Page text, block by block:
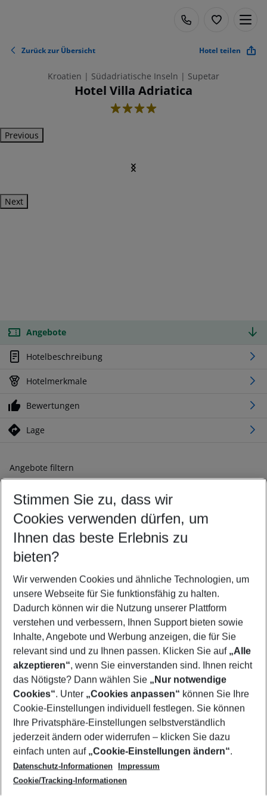
Zurück zur Übersicht Hotel teilen
Kroatien | Südadriatische Inseln | Supetar
Hotel Villa Adriatica
4
Previous
Next
Angebote
Hotelbeschreibung
Hotelmerkmale
Bewertungen
Lage
Angebote filtern
Ändern Sie Ihre Kriterien nach Ihren Wünschen
Abflughafen wählen
Beliebiger Abflughafen
Reisezeitraum wählen
10.08.26– 08.08.27 5-8 Nächte
2 Erwachsene Keine Kinder
Mehr Filter anzeigen
Footer
Footer navigation
Über uns
AGB
Cookie-Einstellungen ändern
Cookie-Richtlinie
Datenschutz
Service & Hilfe
Barrierefreies Reisen
Check-in
Folgen Sie uns
Stimmen Sie zu, dass wir
Cookies verwenden dürfen, um
Ihnen das beste Erlebnis zu
bieten?
Wir verwenden Cookies und ähnliche Technologien, um
unsere Webseite für Sie funktionsfähig zu halten.
Dadurch können wir die Nutzung unserer Plattform
verstehen und verbessern, Ihnen Support bieten sowie
Inhalte, Angebote und Werbung anzeigen, die für Sie
relevant sind und zu Ihnen passen. Klicken Sie auf „Alle
akzeptieren“, wenn Sie einverstanden sind. Ihnen reicht
das Nötigste? Dann wählen Sie „Nur notwendige
Cookies“. Unter „Cookies anpassen“ können Sie Ihre
Cookie-Einstellungen individuell festlegen. Sie können
Ihre Privatsphäre-Einstellungen selbstverständlich
jederzeit ändern oder widerrufen – klicken Sie dazu
einfach unten auf „Cookie-Einstellungen ändern“.
Datenschutz-Informationen
Impressum
Cookie/Tracking-Informationen